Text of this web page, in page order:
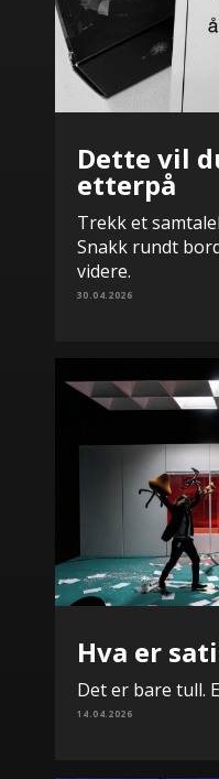
Dette vil
etterpå
Trekk et
Snakk rundt
videre.
30.04.2026
Hva er
Det er bare tull.
14.04.2026